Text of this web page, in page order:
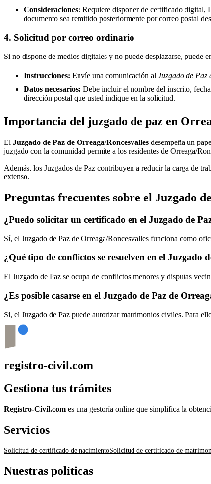
Consideraciones: Requiere disponer de certificado digital,
documento sea remitido posteriormente por correo postal
4. Solicitud por correo ordinario
Si no dispone de medios digitales y no puede desplazarse, puede
Instrucciones: Envíe una comunicación al Juzgado de Paz
Datos necesarios: Debe incluir el nombre del inscrito,
dirección postal que usted indique en la solicitud.
Importancia del juzgado de paz en
El Juzgado de Paz de Orreaga/Roncesvalles desempeña un
juzgado con la comunidad permite a los residentes de Orreaga/
Además, los Juzgados de Paz contribuyen a reducir la carga de
extenso.
Preguntas frecuentes sobre el Juzgado
¿Puedo solicitar un certificado en el Juzgado de
Sí, el Juzgado de Paz de Orreaga/Roncesvalles funciona como
¿Qué tipo de conflictos se resuelven en el Juzgado
El Juzgado de Paz se ocupa de conflictos menores y disputas
¿Es posible casarse en el Juzgado de Paz de
Sí, el Juzgado de Paz puede autorizar matrimonios civiles. Para
registro-civil.com
Gestiona tus trámites
Registro-Civil.com es una gestoría online que simplifica la
Servicios
Solicitud de certificado de nacimientoSolicitud de certificado de
Nuestras políticas